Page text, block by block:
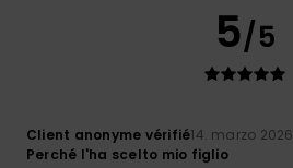
5/5
Client anonyme vérifié14. marzo 2026
Perché l'ha scelto mio figlio